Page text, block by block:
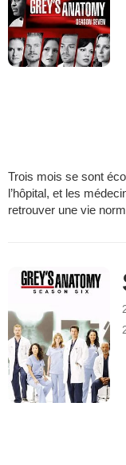
Trois mois se sont
l’hôpital, et les
retrouver une vie